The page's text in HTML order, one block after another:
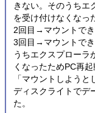
きない。そのうちエ
を受け付けなくなっ
2回目→マウントでき
3回目→マウントで
うちエクスプローラ
くなったためPC再
「マウントしよう
ディスクライトでデ
た。